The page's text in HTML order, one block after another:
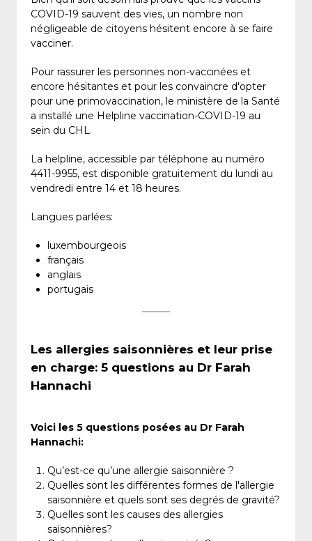
COVID-19 sauvent des vies, un nombre non
négligeable de citoyens hésitent encore à se faire
vacciner.
Pour rassurer les personnes non-vaccinées et
encore hésitantes et pour les convaincre d'opter
pour une primovaccination, le ministère de la Santé
a installé une Helpline vaccination-COVID-19 au
sein du CHL.
La helpline, accessible par téléphone au numéro
4411-9955, est disponible gratuitement du lundi au
vendredi entre 14 et 18 heures.
Langues parlées:
luxembourgeois
français
anglais
portugais
Les allergies saisonnières et leur prise
en charge: 5 questions au Dr Farah
Hannachi
Voici les 5 questions posées au Dr Farah
Hannachi:
Qu’est-ce qu’une allergie saisonnière ?
Quelles sont les différentes formes de l'allergie
saisonnière et quels sont ses degrés de gravité?
Quelles sont les causes des allergies
saisonnières?